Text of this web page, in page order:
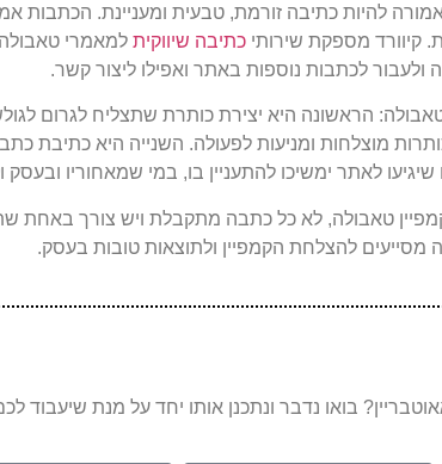
להיות כתיבה זורמת, טבעית ומעניינת. הכתבות
קיוורד מספקת שירותי כתיבה שיווקית למאמרי
ולעבור לכתבות נוספות באתר ואפילו ליצור קשר.
הראשונה היא יצירת כותרת שתצליח לגרום
מוצלחות ומניעות לפעולה. השנייה היא כתיבת
לאתר ימשיכו להתעניין בו, במי שמאחוריו ובעסק
טאבולה, לא כל כתבה מתקבלת ויש צורך באחת
להצלחת הקמפיין ולתוצאות טובות בעסק.
בואו נדבר ונתכנן אותו יחד על מנת שיעבוד